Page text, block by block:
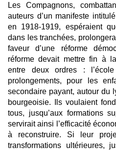
Les Compagnons,
auteurs d’un manifeste intitulé
en 1918-1919, espéraient
dans les tranchées,
faveur d’une réforme
réforme devait mettre fin à
entre deux ordres :
prolongements, pour les
secondaire payant, autour du
bourgeoisie. Ils voulaient
tous, jusqu’aux formations
servirait ainsi l’efficacité
à reconstruire. Si leur
transformations ultérieures,